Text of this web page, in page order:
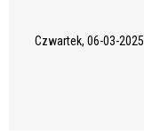
Czwartek, 06-03-2025